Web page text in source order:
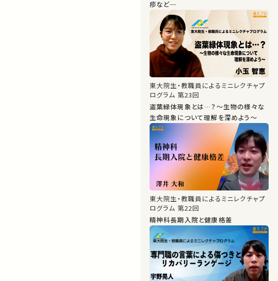
疹など─
東大院生・教職員によるミニレクチャプ
ログラム 第23回
盗葉緑体現象とは…？～生物の様々な
生命現象について理解を深めよう～
東大院生・教職員によるミニレクチャプ
ログラム 第22回
精神科長期入院と健康格差